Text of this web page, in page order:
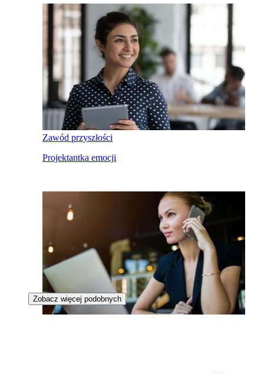
Zawód przyszłości
Projektantka emocji
Zobacz więcej podobnych